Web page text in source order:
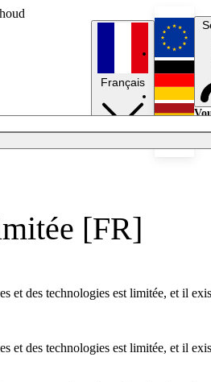
Français
[FR]
et des technologies est limitée, et il
et des technologies est limitée, et il